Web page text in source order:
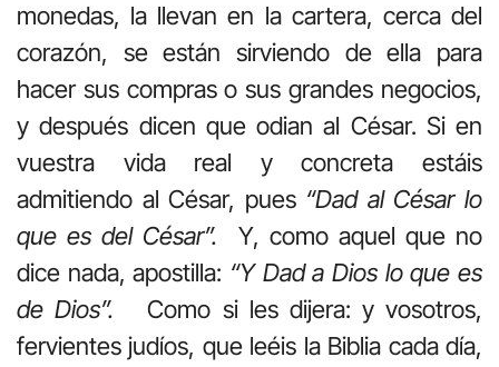
monedas, la llevan en la cartera, cerca del
corazón, se están sirviendo de ella para
hacer sus compras o sus grandes negocios,
y después dicen que odian al César. Si en
vuestra vida real y concreta estáis
admitiendo al César, pues “Dad al César lo
que es del César”. Y, como aquel que no
dice nada, apostilla: “Y Dad a Dios lo que es
de Dios”. Como si les dijera: y vosotros,
fervientes judíos, que leéis la Biblia cada día,